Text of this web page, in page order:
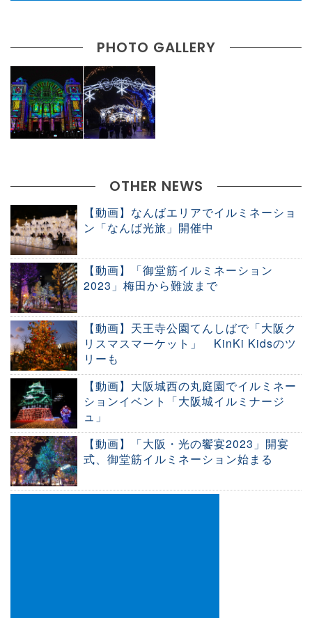
PHOTO GALLERY
OTHER NEWS
【動画】なんばエリアでイルミネーショ
ン「なんば光旅」開催中
【動画】「御堂筋イルミネーション
2023」梅田から難波まで
【動画】天王寺公園てんしばで「大阪ク
リスマスマーケット」 KinKi Kidsのツ
リーも
【動画】大阪城西の丸庭園でイルミネー
ションイベント「大阪城イルミナージ
ュ」
【動画】「大阪・光の饗宴2023」開宴
式、御堂筋イルミネーション始まる